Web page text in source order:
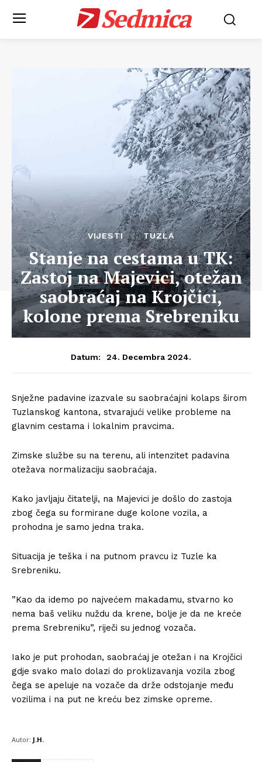
Sedmica
VIJESTI TUZLA
Stanje na cestama u TK:
Zastoj na Majevici, otežan
saobraćaj na Krojčici,
kolone prema Srebreniku
Datum: 24. Decembra 2024.
Snježne padavine izazvale su saobraćajni kolaps širom
Tuzlanskog kantona, stvarajući velike probleme na
glavnim cestama i lokalnim pravcima.
Zimske službe su na terenu, ali intenzitet padavina
otežava normalizaciju saobraćaja.
Kako javljaju čitatelji, na Majevici je došlo do zastoja
zbog čega su formirane duge kolone vozila, a
prohodna je samo jedna traka.
Situacija je teška i na putnom pravcu iz Tuzle ka
Srebreniku.
”Kao da idemo po najvećem makadamu, stvarno ko
nema baš veliku nuždu da krene, bolje je da ne kreće
prema Srebreniku”, riječi su jednog vozača.
Iako je put prohodan, saobraćaj je otežan i na Krojčici
gdje svako malo dolazi do proklizavanja vozila zbog
čega se apeluje na vozače da drže odstojanje među
vozilima i na put ne kreću bez zimske opreme.
Autor: J.H.